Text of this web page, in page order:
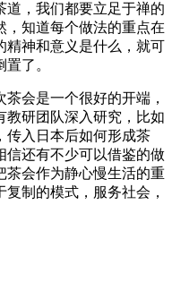
，我们都要立足于禅的
，知道每个做法的重点在
精神和意义是什么，就可
了。
会是一个很好的开端，
教研团队深入研究，比如
传入日本后如何形成茶
信还有不少可以借鉴的做
茶会作为静心慢生活的重
制的模式，服务社会，